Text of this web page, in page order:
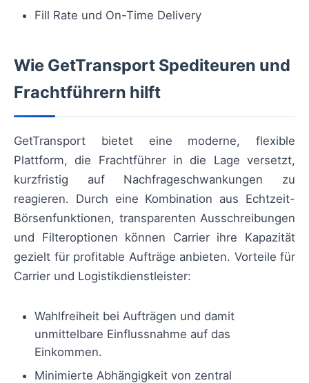
Fill Rate und On-Time Delivery
Wie GetTransport Spediteuren und
Frachtführern hilft
GetTransport bietet eine moderne, flexible
Plattform, die Frachtführer in die Lage versetzt,
kurzfristig auf Nachfrageschwankungen zu
reagieren. Durch eine Kombination aus Echtzeit-
Börsenfunktionen, transparenten Ausschreibungen
und Filteroptionen können Carrier ihre Kapazität
gezielt für profitable Aufträge anbieten. Vorteile für
Carrier und Logistikdienstleister:
Wahlfreiheit bei Aufträgen und damit
unmittelbare Einflussnahme auf das
Einkommen.
Minimierte Abhängigkeit von zentral